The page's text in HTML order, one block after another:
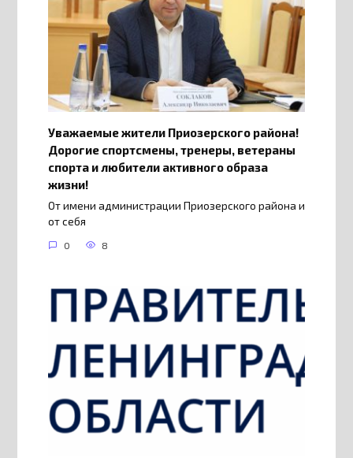
Уважаемые жители Приозерского района!
Дорогие спортсмены, тренеры, ветераны
спорта и любители активного образа
жизни!
От имени администрации Приозерского района и
от себя
0 8